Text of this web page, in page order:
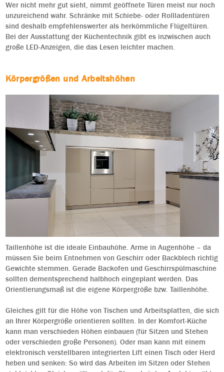
Wer nicht mehr gut sieht, nimmt geöffnete Türen meist nur noch
unzureichend wahr. Schränke mit Schiebe- oder Rollladentüren
sind deshalb empfehlenswerter als herkömmliche Flügeltüren.
Bei der Ausstattung der Küchentechnik gibt es inzwischen auch
große LED-Anzeigen, die das Lesen leichter machen.
Körpergrößen und Arbeitshöhen
Taillenhöhe ist die ideale Einbauhöhe. Arme in Augenhöhe – da
müssen Sie beim Entnehmen von Geschirr oder Backblech richtig
Gewichte stemmen. Gerade Backofen und Geschirrspülmaschine
sollten dementsprechend halbhoch eingeplant werden. Das
Orientierungsmaß ist die eigene Körpergröße bzw. Taillenhöhe.
Gleiches gilt für die Höhe von Tischen und Arbeitsplatten, die sich
an Ihrer Körpergröße orientieren sollten. In der Komfort-Küche
kann man verschieden Höhen einbauen (für Sitzen und Stehen
oder verschieden große Personen). Oder man kann mit einem
elektronisch verstellbaren integrierten Lift einen Tisch oder Herd
heben und senken: So wird das Arbeiten im Sitzen oder Stehen